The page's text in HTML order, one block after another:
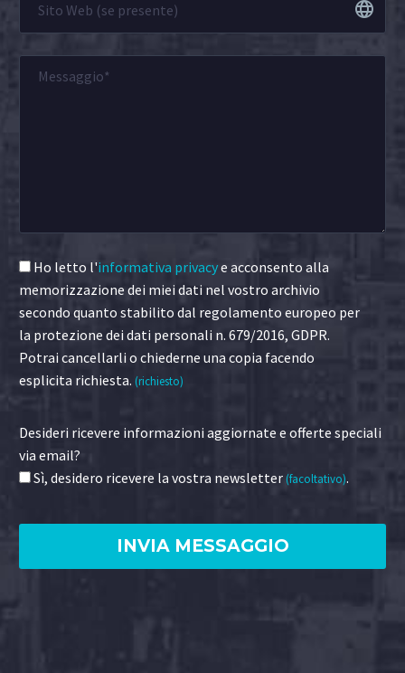
Ho letto l'informativa privacye acconsento alla
memorizzazione dei miei dati nel vostro archivio
secondo quanto stabilito dal regolamento europeo per
la protezione dei dati personali n. 679/2016, GDPR.
Potrai cancellarli o chiederne una copia facendo
esplicita richiesta. (richiesto)
Desideri ricevere informazioni aggiornate e offerte speciali
via email?
Sì, desidero ricevere la vostra newsletter(facoltativo).